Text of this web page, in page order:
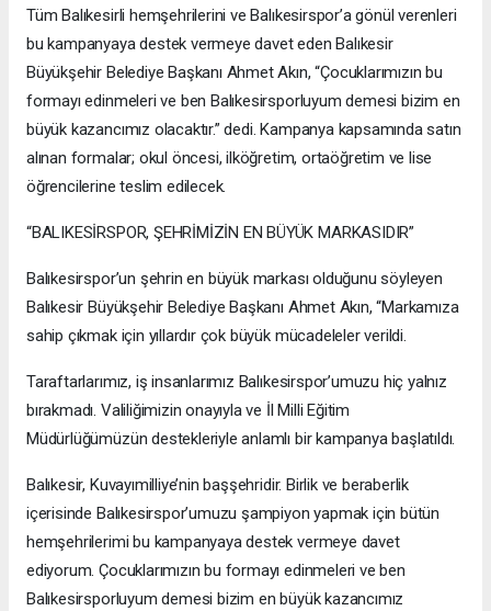
Tüm Balıkesirli hemşehrilerini ve Balıkesirspor’a gönül verenleri
bu kampanyaya destek vermeye davet eden Balıkesir
Büyükşehir Belediye Başkanı Ahmet Akın, “Çocuklarımızın bu
formayı edinmeleri ve ben Balıkesirsporluyum demesi bizim en
büyük kazancımız olacaktır.” dedi. Kampanya kapsamında satın
alınan formalar; okul öncesi, ilköğretim, ortaöğretim ve lise
öğrencilerine teslim edilecek.
“BALIKESİRSPOR, ŞEHRİMİZİN EN BÜYÜK MARKASIDIR”
Balıkesirspor’un şehrin en büyük markası olduğunu söyleyen
Balıkesir Büyükşehir Belediye Başkanı Ahmet Akın, “Markamıza
sahip çıkmak için yıllardır çok büyük mücadeleler verildi.
Taraftarlarımız, iş insanlarımız Balıkesirspor’umuzu hiç yalnız
bırakmadı. Valiliğimizin onayıyla ve İl Milli Eğitim
Müdürlüğümüzün destekleriyle anlamlı bir kampanya başlatıldı.
Balıkesir, Kuvayımilliye’nin başşehridir. Birlik ve beraberlik
içerisinde Balıkesirspor’umuzu şampiyon yapmak için bütün
hemşehrilerimi bu kampanyaya destek vermeye davet
ediyorum. Çocuklarımızın bu formayı edinmeleri ve ben
Balıkesirsporluyum demesi bizim en büyük kazancımız